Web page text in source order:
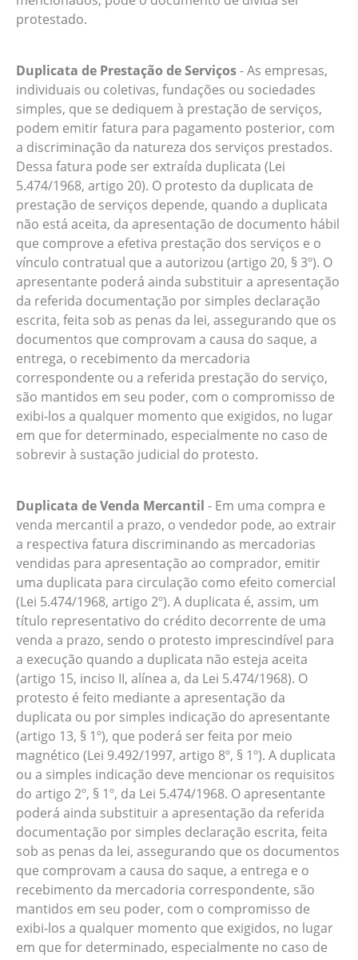
protestado.
Duplicata de Prestação de Serviços- As empresas,
individuais ou coletivas, fundações ou sociedades
simples, que se dediquem à prestação de serviços,
podem emitir fatura para pagamento posterior, com
a discriminação da natureza dos serviços prestados.
Dessa fatura pode ser extraída duplicata (Lei
5.474/1968, artigo 20). O protesto da duplicata de
prestação de serviços depende, quando a duplicata
não está aceita, da apresentação de documento hábil
que comprove a efetiva prestação dos serviços e o
vínculo contratual que a autorizou (artigo 20, § 3º). O
apresentante poderá ainda substituir a apresentação
da referida documentação por simples declaração
escrita, feita sob as penas da lei, assegurando que os
documentos que comprovam a causa do saque, a
entrega, o recebimento da mercadoria
correspondente ou a referida prestação do serviço,
são mantidos em seu poder, com o compromisso de
exibi-los a qualquer momento que exigidos, no lugar
em que for determinado, especialmente no caso de
sobrevir à sustação judicial do protesto.
Duplicata de Venda Mercantil - Em uma compra e
venda mercantil a prazo, o vendedor pode, ao extrair
a respectiva fatura discriminando as mercadorias
vendidas para apresentação ao comprador, emitir
uma duplicata para circulação como efeito comercial
(Lei 5.474/1968, artigo 2º). A duplicata é, assim, um
título representativo do crédito decorrente de uma
venda a prazo, sendo o protesto imprescindível para
a execução quando a duplicata não esteja aceita
(artigo 15, inciso II, alínea a, da Lei 5.474/1968). O
protesto é feito mediante a apresentação da
duplicata ou por simples indicação do apresentante
(artigo 13, § 1º), que poderá ser feita por meio
magnético (Lei 9.492/1997, artigo 8º, § 1º). A duplicata
ou a simples indicação deve mencionar os requisitos
do artigo 2º, § 1º, da Lei 5.474/1968. O apresentante
poderá ainda substituir a apresentação da referida
documentação por simples declaração escrita, feita
sob as penas da lei, assegurando que os documentos
que comprovam a causa do saque, a entrega e o
recebimento da mercadoria correspondente, são
mantidos em seu poder, com o compromisso de
exibi-los a qualquer momento que exigidos, no lugar
em que for determinado, especialmente no caso de